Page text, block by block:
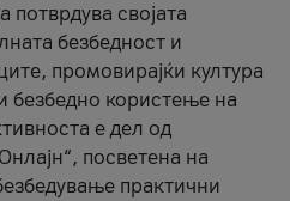
потврдува својата
безбедност и
промовирајќи култура
безбедно користење на
е дел од
посветена на
практични